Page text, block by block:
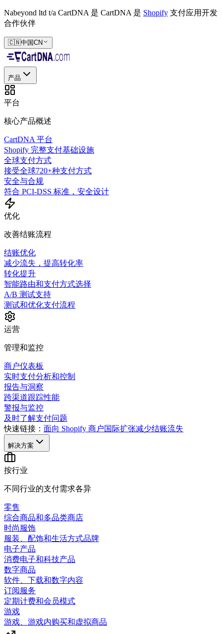
Nabeyond ltd t/a CartDNA 是 CartDNA 是 Shopify 支付应用开发
合作伙伴
🇨🇳中国CN
产品
平台
核心产品概述
CartDNA 平台
Shopify 完整支付基础设施
全球支付方式
接受全球720+种支付方式
安全与合规
符合 PCI-DSS 标准，安全设计
优化
改善结账流程
结账优化
减少流失，提高转化率
转化提升
智能路由和支付方式选择
A/B 测试支持
测试和优化支付流程
运营
管理和监控
商户仪表板
实时支付分析和控制
报告与洞察
跨渠道跟踪性能
警报与监控
及时了解支付问题
快速链接： 面向 Shopify 商户国际扩张减少结账流失
解决方案
按行业
不同行业的支付需求各异
零售
综合商品和多品类商店
时尚服饰
服装、配饰和生活方式品牌
电子产品
消费电子和科技产品
数字商品
软件、下载和数字内容
订阅服务
定期计费和会员模式
游戏
游戏、游戏内购买和虚拟商品